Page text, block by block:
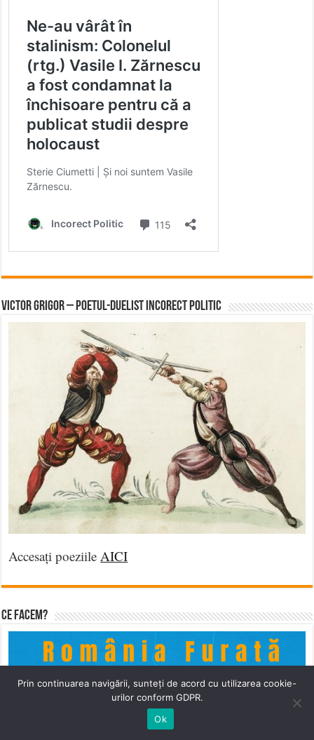
Victor Grigor – Poetul-Duelist Incorect Politic
Accesați poeziile AICI
Ce facem?
Prin continuarea navigării, sunteți de acord cu utilizarea cookie-
urilor conform GDPR.
Ok